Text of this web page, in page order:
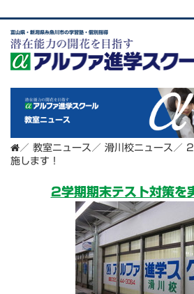
富山県・新潟県糸魚川市の学習塾・個別指導
教室ニュース
／ 教室ニュース ／ 滑川校ニュース ／ 2
施します！
2学期期末テスト対策を